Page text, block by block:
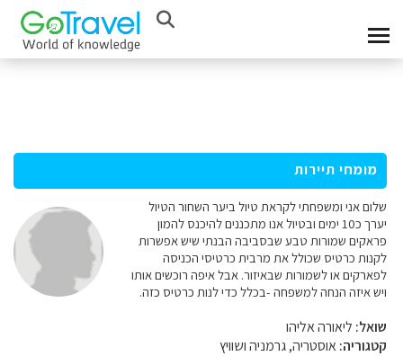
מומחי תיירות
שלום אני ומשפחתי לקראת טיול ביער השחור הטיול
יערך כ10 ימים ובטיול אנו מתכננים להיכנס להמון
פראקים שמורות טבע שבסביבה הבנתי שיש אפשרות
לקנות כרטיס שכולל את מרבית כרטיסי הכניסה
לפארקים או לשמורות שבאיזור. אבל איפה רוכשים אותו
ויש איזה הנחה למשפחה -בכלל כדי לנות כרטיס כזה.
שואל: ליאורה אליהו
קטגוריה:אוסטריה, גרמניה ושוויץ